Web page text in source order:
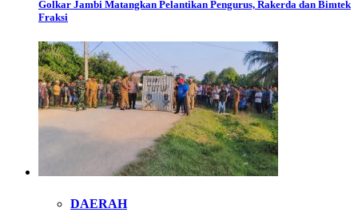
Golkar Jambi Matangkan Pelantikan Pengurus, Rakerda dan Bimtek
Fraksi
DAERAH